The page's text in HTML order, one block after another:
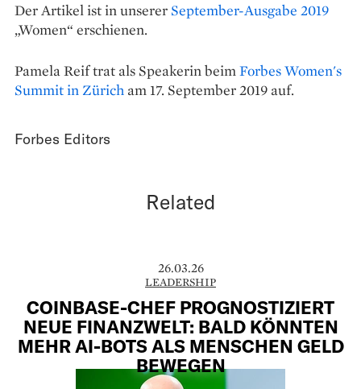
Der Artikel ist in unserer September-Ausgabe 2019
„Women“ erschienen.
Pamela Reif trat als Speakerin beimForbes Women's
Summit in Zürich am 17. September 2019 auf.
Forbes Editors
Related
26.03.26
LEADERSHIP
COINBASE-CHEF PROGNOSTIZIERT
NEUE FINANZWELT: BALD KÖNNTEN
MEHR AI-BOTS ALS MENSCHEN GELD
BEWEGEN